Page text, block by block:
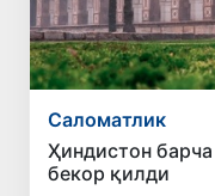
Саломатлик
Ҳиндистон
бекор қилди